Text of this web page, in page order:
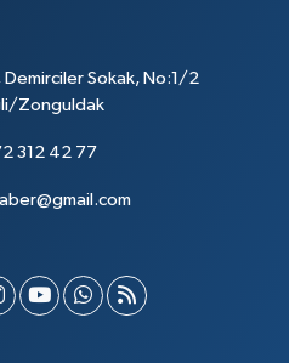
Sokak, No:1/2
Zonguldak
312 42 77